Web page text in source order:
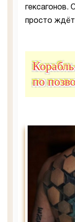
гексагонов.
просто
по